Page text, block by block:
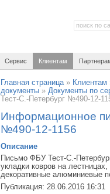
Сервис Клиентам
Главная страница» Клиентам
документы »Документы по
Тест-С.-Петербург №490-12-
Информационное
№490-12-1156
Описание
Письмо ФБУ Тест-С.-
укладки ковров на
декоративные алюминиевые
Публикация: 28.06.2016